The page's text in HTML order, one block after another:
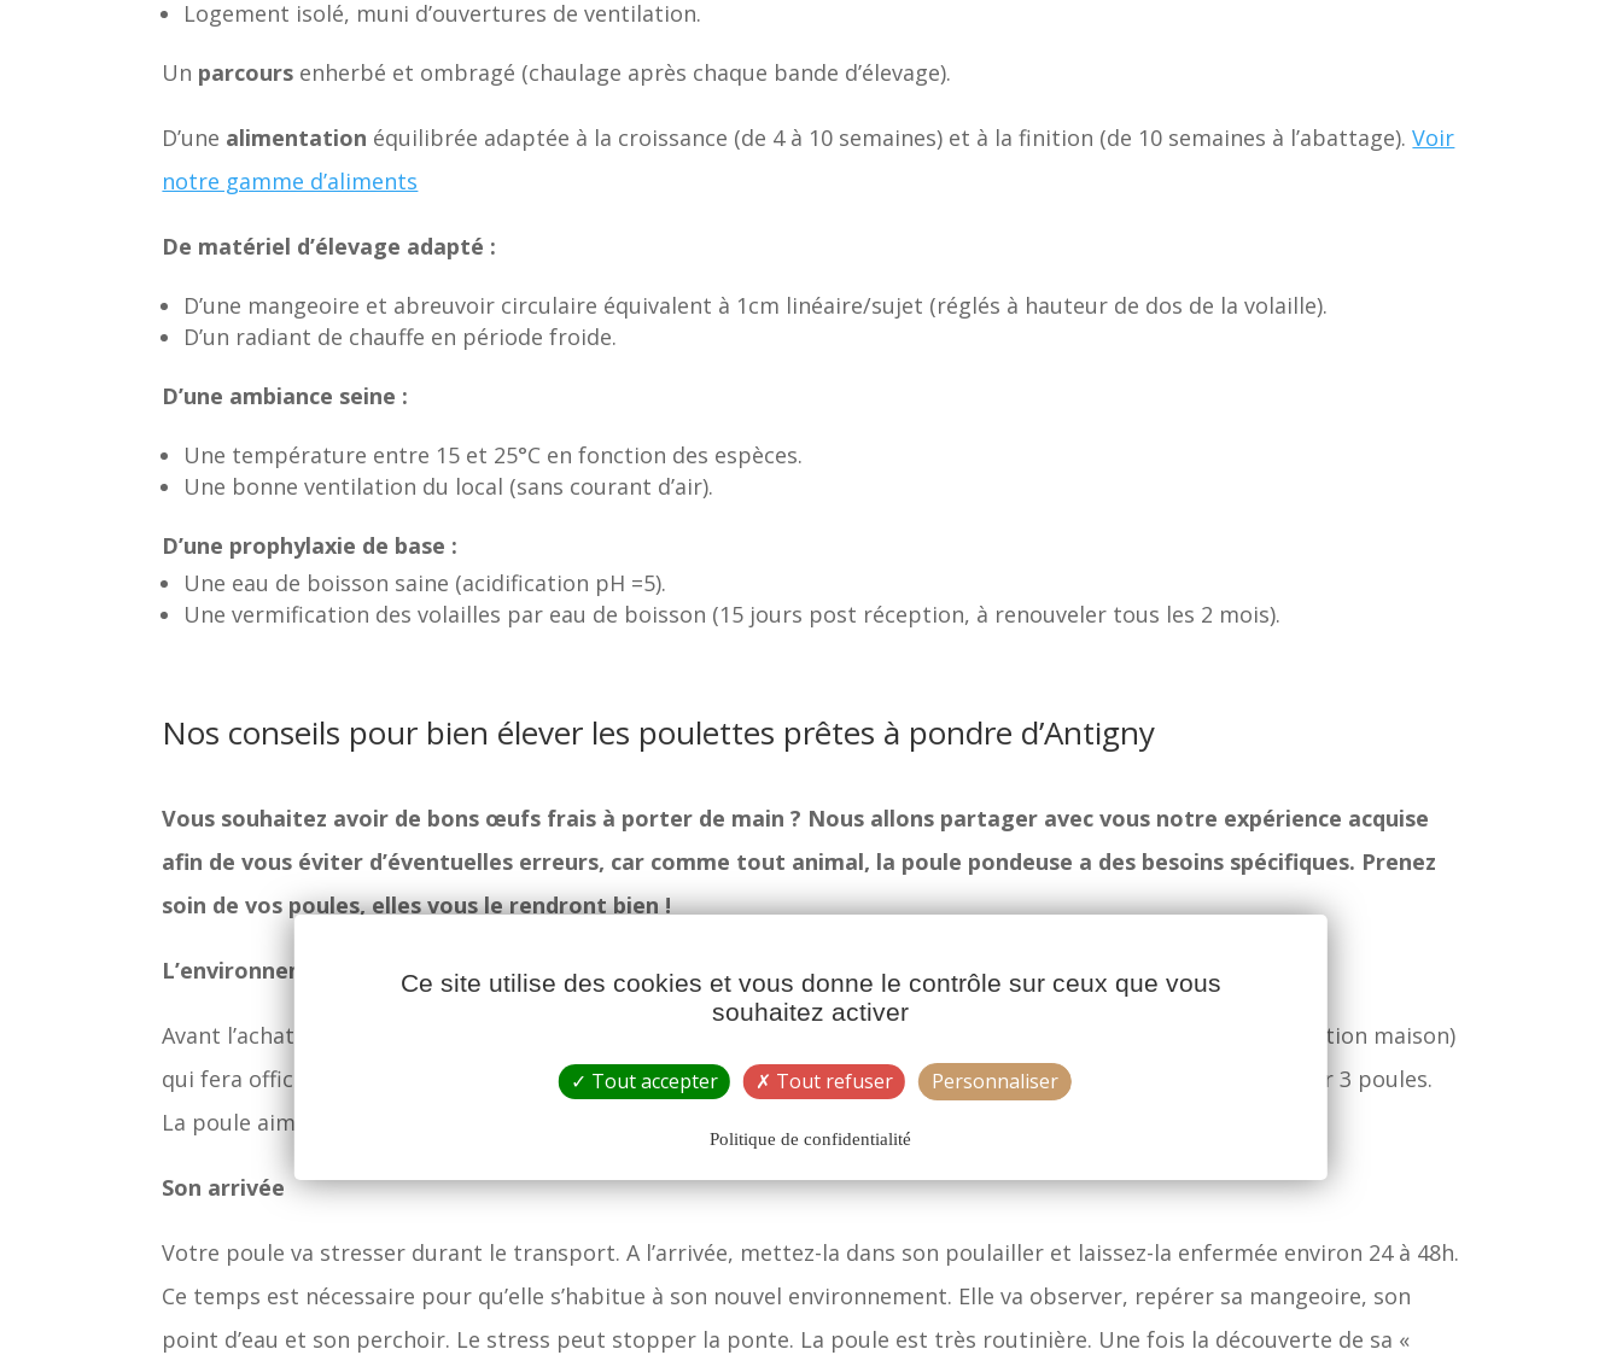
Logement isolé, muni d’ouvertures de ventilation.
Un parcours enherbé et ombragé (chaulage après chaque bande d’élevage).
D’une alimentation équilibrée adaptée à la croissance (de 4 à 10 semaines) et à la finition (de 10 semaines à l’abattage).Voir
notre gamme d’aliments
De matériel d’élevage adapté :
D’une mangeoire et abreuvoir circulaire équivalent à 1cm linéaire/sujet (réglés à hauteur de dos de la volaille).
D’un radiant de chauffe en période froide.
D’une ambiance seine :
Une température entre 15 et 25°C en fonction des espèces.
Une bonne ventilation du local (sans courant d’air).
D’une prophylaxie de base :
Une eau de boisson saine (acidification pH =5).
Une vermification des volailles par eau de boisson (15 jours post réception, à renouveler tous les 2 mois).
Nos conseils pour bien élever les poulettes prêtes à pondre d’Antigny
Vous souhaitez avoir de bons œufs frais à porter de main ? Nous allons partager avec vous notre expérience acquise
afin de vous éviter d’éventuelles erreurs, car comme tout animal, la poule pondeuse a des besoins spécifiques. Prenez
soin de vos poules, elles vous le rendront bien !
L’environnement
Avant l’achat de votre poule, il faut prévoir un lieu de vie (poulailler du commerce, local réaménagé, une fabrication maison)
qui fera office de « maison » et de nichoir pour elle. Vous devez compter une surface de poulailler de 1,5m2 pour 3 poules.
La poule aime picorer, aussi un coin d’herbe sera parfait pour elle.
Son arrivée
Votre poule va stresser durant le transport. A l’arrivée, mettez-la dans son poulailler et laissez-la enfermée environ 24 à 48h.
Ce temps est nécessaire pour qu’elle s’habitue à son nouvel environnement. Elle va observer, repérer sa mangeoire, son
point d’eau et son perchoir. Le stress peut stopper la ponte. La poule est très routinière. Une fois la découverte de sa «
Ce site utilise des cookies et vous donne le contrôle sur ceux que vous
souhaitez activer
Tout accepter Tout refuser Personnaliser
Politique de confidentialité